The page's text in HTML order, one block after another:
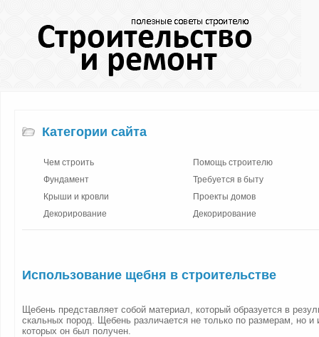
Категории сайта
Чем строить
Фундамент
Крыши и кровли
Декорирование
Помощь строителю
Требуется в быту
Проекты домов
Декорирование
Использование щебня в строительстве
Щебень представляет собой материал, который образуется в
скальных пород. Щебень различается не только по размерам, но и
которых он был получен.